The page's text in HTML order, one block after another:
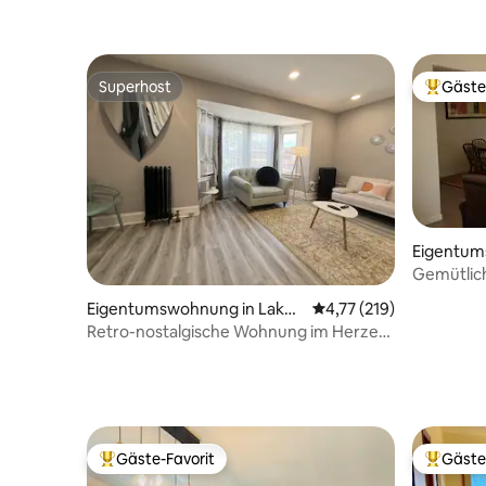
Superhost
Superhost
Eigentumswohnung in Lake
wood
Durchschnittliche
4,77 (219)
Retro-nostalgische Wohnung im Herzen
eland
Beliebter Gäste-Favorit.
Gäste-Favorit